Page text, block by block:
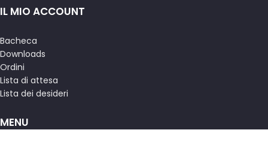
IL MIO ACCOUNT
Bacheca
Downloads
Ordini
Lista di attesa
Lista dei desideri
MENU